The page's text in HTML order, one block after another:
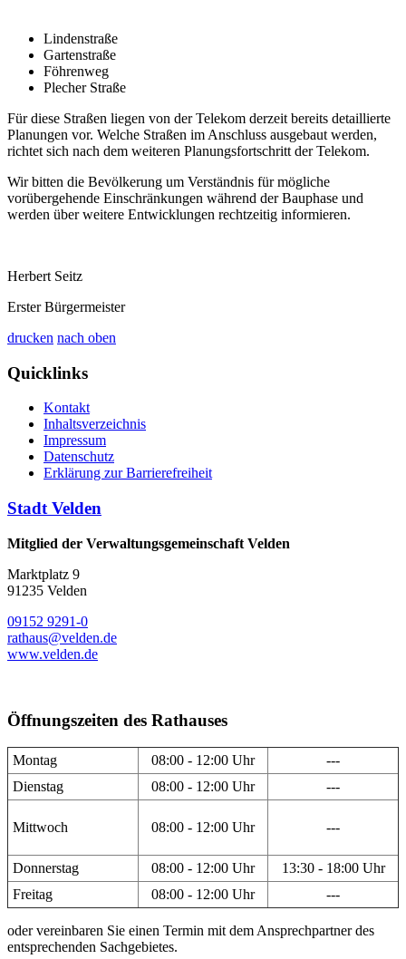
Lindenstraße
Gartenstraße
Föhrenweg
Plecher Straße
Für diese Straßen liegen von der Telekom derzeit bereits detaillierte
Planungen vor. Welche Straßen im Anschluss ausgebaut werden,
richtet sich nach dem weiteren Planungsfortschritt der Telekom.
Wir bitten die Bevölkerung um Verständnis für mögliche
vorübergehende Einschränkungen während der Bauphase und
werden über weitere Entwicklungen rechtzeitig informieren.
Herbert Seitz
Erster Bürgermeister
drucken nach oben
Quicklinks
Kontakt
Inhaltsverzeichnis
Impressum
Datenschutz
Erklärung zur Barrierefreiheit
Stadt Velden
Mitglied der Verwaltungsgemeinschaft Velden
Marktplatz 9
91235 Velden
09152 9291-0
rathaus@velden.de
www.velden.de
Öffnungszeiten des Rathauses
Montag 08:00 - 12:00 Uhr
---
Dienstag
08:00 - 12:00 Uhr ---
Mittwoch 08:00 - 12:00 Uhr ---
Donnerstag 08:00 - 12:00 Uhr
13:30 - 18:00 Uhr
Freitag
08:00 - 12:00 Uhr ---
oder vereinbaren Sie einen Termin mit dem Ansprechpartner des
entsprechenden Sachgebietes.